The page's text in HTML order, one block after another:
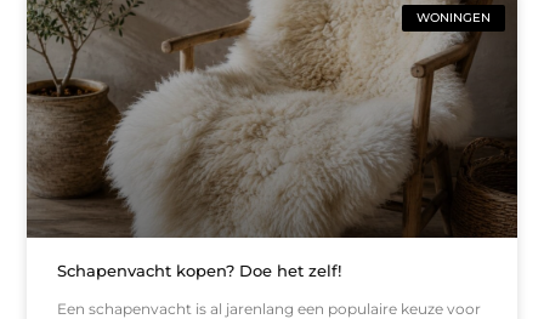
WONINGEN
Schapenvacht kopen? Doe het zelf!
Een schapenvacht is al jarenlang een populaire keuze voor